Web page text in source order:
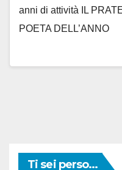
del paese che
anni di attività IL
POETA DELL’ANNO
Ti sei perso...